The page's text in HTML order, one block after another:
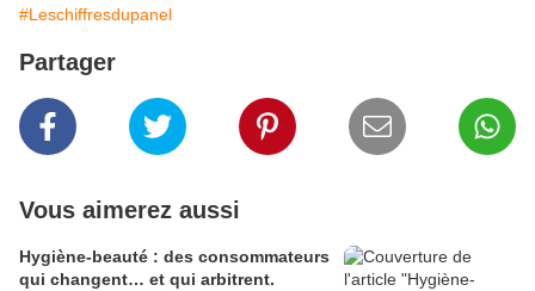
#Leschiffresdupanel
Partager
Vous aimerez aussi
Hygiène-beauté : des consommateurs
qui changent… et qui arbitrent.